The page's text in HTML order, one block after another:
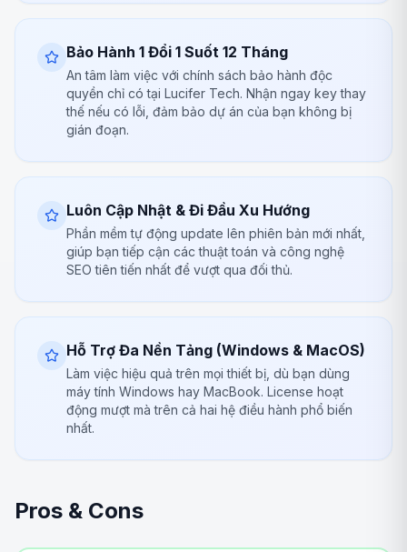
Bảo Hành 1 Đổi 1 Suốt 12 Tháng
An tâm làm việc với chính sách bảo hành độc
quyền chỉ có tại Lucifer Tech. Nhận ngay key thay
thế nếu có lỗi, đảm bảo dự án của bạn không bị
gián đoạn.
Luôn Cập Nhật & Đi Đầu Xu Hướng
Phần mềm tự động update lên phiên bản mới nhất,
giúp bạn tiếp cận các thuật toán và công nghệ
SEO tiên tiến nhất để vượt qua đối thủ.
Hỗ Trợ Đa Nền Tảng (Windows & MacOS)
Làm việc hiệu quả trên mọi thiết bị, dù bạn dùng
máy tính Windows hay MacBook. License hoạt
động mượt mà trên cả hai hệ điều hành phổ biến
nhất.
Pros & Cons